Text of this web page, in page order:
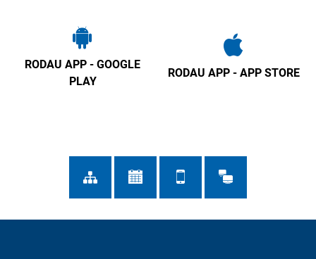
RODAU APP - GOOGLE
PLAY
RODAU APP - APP STORE